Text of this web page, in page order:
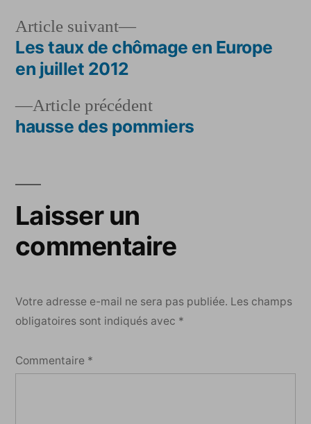
Navigation
l’article
Article précédentArticle
précédent :
hausse des pommiers
Article suivant
Article
suivant :
Les taux de chômage en Europe
en juillet 2012
Laisser un
commentaire
Votre adresse e-mail ne sera pas publiée. Les champs
obligatoires sont indiqués avec *
Commentaire *